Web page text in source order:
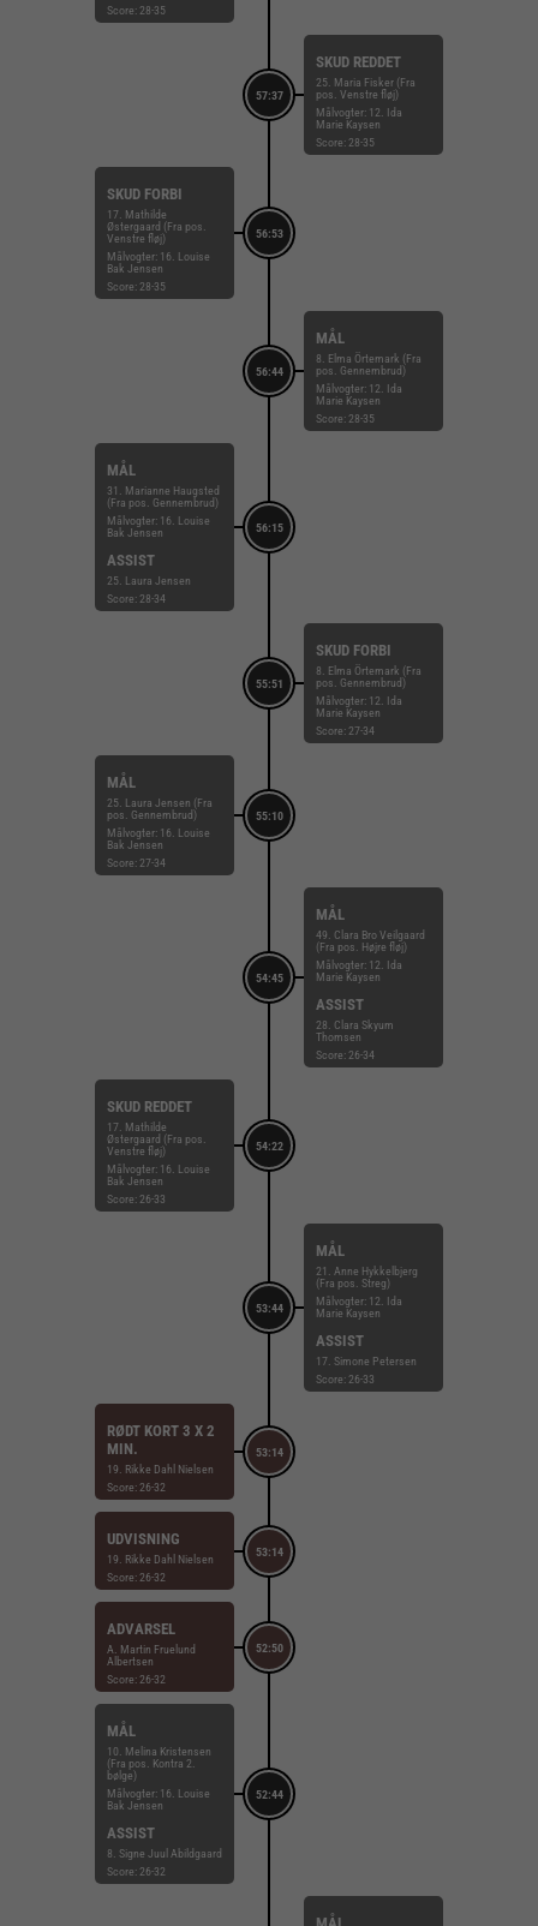
Score: 28-35
57:37
SKUD REDDET
25. Maria Fisker (Fra
pos. Venstre fløj)
Målvogter: 12. Ida
Marie Kaysen
Score: 28-35
56:53
SKUD FORBI
17. Mathilde
Østergaard (Fra pos.
Venstre fløj)
Målvogter: 16. Louise
Bak Jensen
Score: 28-35
56:44
MÅL
8. Elma Örtemark (Fra
pos. Gennembrud)
Målvogter: 12. Ida
Marie Kaysen
Score: 28-35
56:15
MÅL
31. Marianne Haugsted
(Fra pos. Gennembrud)
Målvogter: 16. Louise
Bak Jensen
ASSIST
25. Laura Jensen
Score: 28-34
55:51
SKUD FORBI
8. Elma Örtemark (Fra
pos. Gennembrud)
Målvogter: 12. Ida
Marie Kaysen
Score: 27-34
55:10
MÅL
25. Laura Jensen (Fra
pos. Gennembrud)
Målvogter: 16. Louise
Bak Jensen
Score: 27-34
54:45
MÅL
49. Clara Bro Veilgaard
(Fra pos. Højre fløj)
Målvogter: 12. Ida
Marie Kaysen
ASSIST
28. Clara Skyum
Thomsen
Score: 26-34
54:22
SKUD REDDET
17. Mathilde
Østergaard (Fra pos.
Venstre fløj)
Målvogter: 16. Louise
Bak Jensen
Score: 26-33
53:44
MÅL
21. Anne Hykkelbjerg
(Fra pos. Streg)
Målvogter: 12. Ida
Marie Kaysen
ASSIST
17. Simone Petersen
Score: 26-33
53:14
RØDT KORT 3 X 2
MIN.
19. Rikke Dahl Nielsen
Score: 26-32
53:14
UDVISNING
19. Rikke Dahl Nielsen
Score: 26-32
52:50
ADVARSEL
A. Martin Fruelund
Albertsen
Score: 26-32
52:44
MÅL
10. Melina Kristensen
(Fra pos. Kontra 2.
bølge)
Målvogter: 16. Louise
Bak Jensen
ASSIST
8. Signe Juul Abildgaard
Score: 26-32